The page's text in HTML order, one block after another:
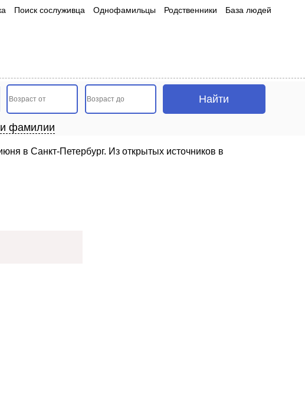
Поиск сослуживца Однофамильцы Родственники База людей
и фамилии
в Санкт-Петербург. Из открытых источников в